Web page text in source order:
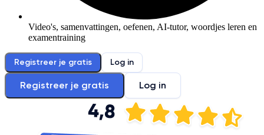
Video's, samenvattingen, oefenen, AI-tutor, woordjes leren en
examentraining
Registreer je gratis Log in
Registreer je gratis Log in